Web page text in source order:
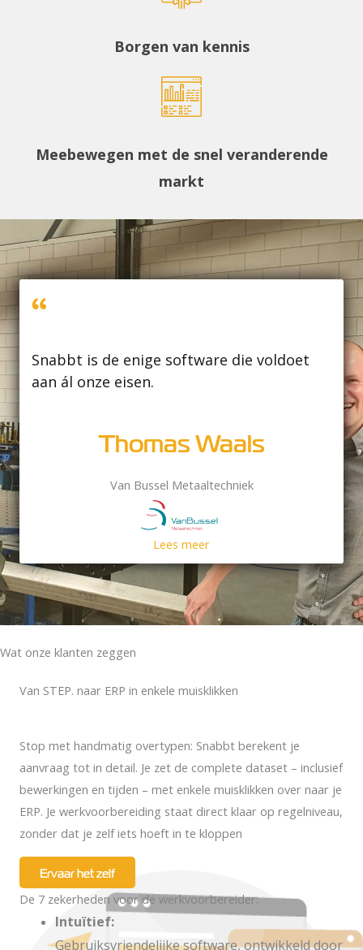
Borgen van kennis
Meebewegen met de snel veranderende
markt
Snabbt is de enige software die voldoet
aan ál onze eisen.
Thomas Waals
Van Bussel Metaaltechniek
Lees meer
Wat onze klanten zeggen
Van STEP. naar ERP in enkele muisklikken
Stop met handmatig overtypen: Snabbt berekent je
aanvraag tot in detail. Je zet de complete dataset – inclusief
bewerkingen en tijden – met enkele muisklikken over naar je
ERP. Je werkvoorbereiding staat direct klaar op regelniveau,
zonder dat je zelf iets hoeft in te kloppen
Ervaar het zelf
De 7 zekerheden voor de werkvoorbereider:
Intuïtief:
Gebruiksvriendelijke software, ontwikkeld door